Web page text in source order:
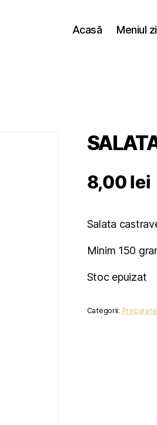
Acasă Meniul
8,00lei
Salata
Minim 150
Stoc epuizat
Categorii: